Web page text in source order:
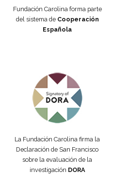
Fundación Carolina forma parte
del sistema de Cooperación
Española
La Fundación Carolina firma la
Declaración de San Francisco
sobre la evaluación de la
investigación DORA